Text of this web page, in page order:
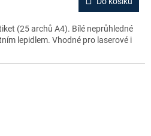
(25 archů A4). Bílé neprůhledné
lepidlem. Vhodné pro laserové i